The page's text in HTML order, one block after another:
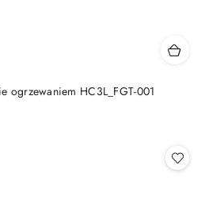
ogrzewaniem HC3L_FGT-001